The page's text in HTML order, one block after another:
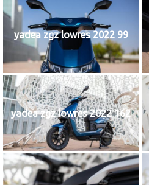
yadea zgz lowres 2022 99
yadea zgz lowres 2022 162